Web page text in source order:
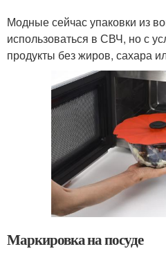
Модные сейчас упаковки из
использоваться в СВЧ, но с
продукты без жиров, сахара
Маркировка на посуде